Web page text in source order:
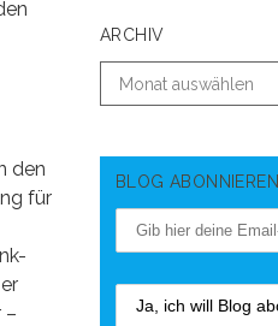
den
für
–
ARCHIV
BLOG ABONNIEREN